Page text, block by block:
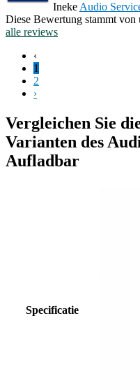
Ineke Audio
Diese Bewertung stammt von
alle reviews
‹
1
2
›
Vergleichen Sie
Varianten des
Aufladbar
Specificatie